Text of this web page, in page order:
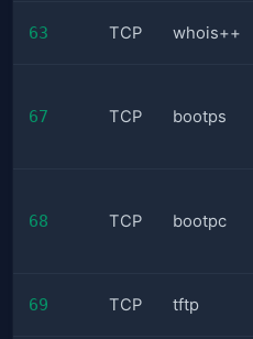
63 TCP whois++
67 TCP bootps
68 TCP bootpc
69 TCP tftp